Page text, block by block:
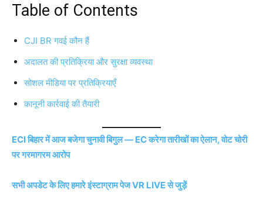
Table of Contents
CJI BR गवई कौन हैं
अदालत की प्रतिक्रिया और सुरक्षा व्यवस्था
सोशल मीडिया पर प्रतिक्रियाएँ
कानूनी कार्रवाई की तैयारी
ECI बिहार में आज बजेगा चुनावी बिगुल — EC करेगा तारीखों का ऐलान, वोट चोरी
पर गरमागरम आरोप
सभी अपडेट के लिए हमारे इंस्टाग्राम पेज VR LIVE से जुड़ें